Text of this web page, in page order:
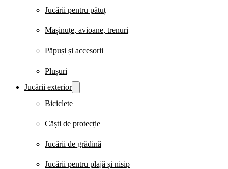
Jucării pentru pătuț
Mașinuțe, avioane, trenuri
Păpuși și accesorii
Plușuri
Jucării exterior
Biciclete
Căști de protecție
Jucării de grădină
Jucării pentru plajă și nisip